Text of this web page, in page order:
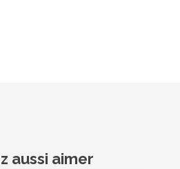
aussi aimer